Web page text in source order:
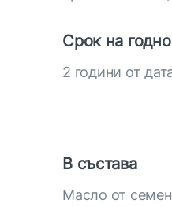
Срок на
2 години от
В състава
Масло от